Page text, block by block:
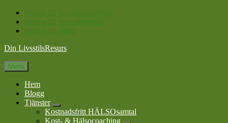
Hoppa till huvudnavigering
Hoppa till huvudinnehåll
Hoppa till sidfot
Din LivsstilsResurs
Menu
Hem
Blogg
Tjänster
Submenu
Kostnadsfritt HÄLSOsamtal
Kost- & Hälsocoaching